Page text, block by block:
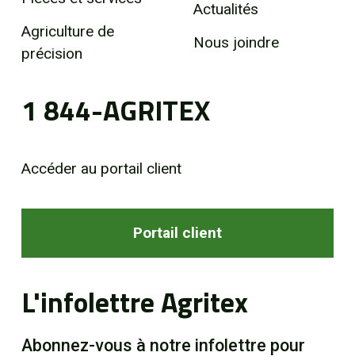
Agriculture de
précision
Actualités
Nous joindre
1 844-AGRITEX
Accéder au portail client
Portail client
L'infolettre Agritex
Abonnez-vous à notre infolettre pour